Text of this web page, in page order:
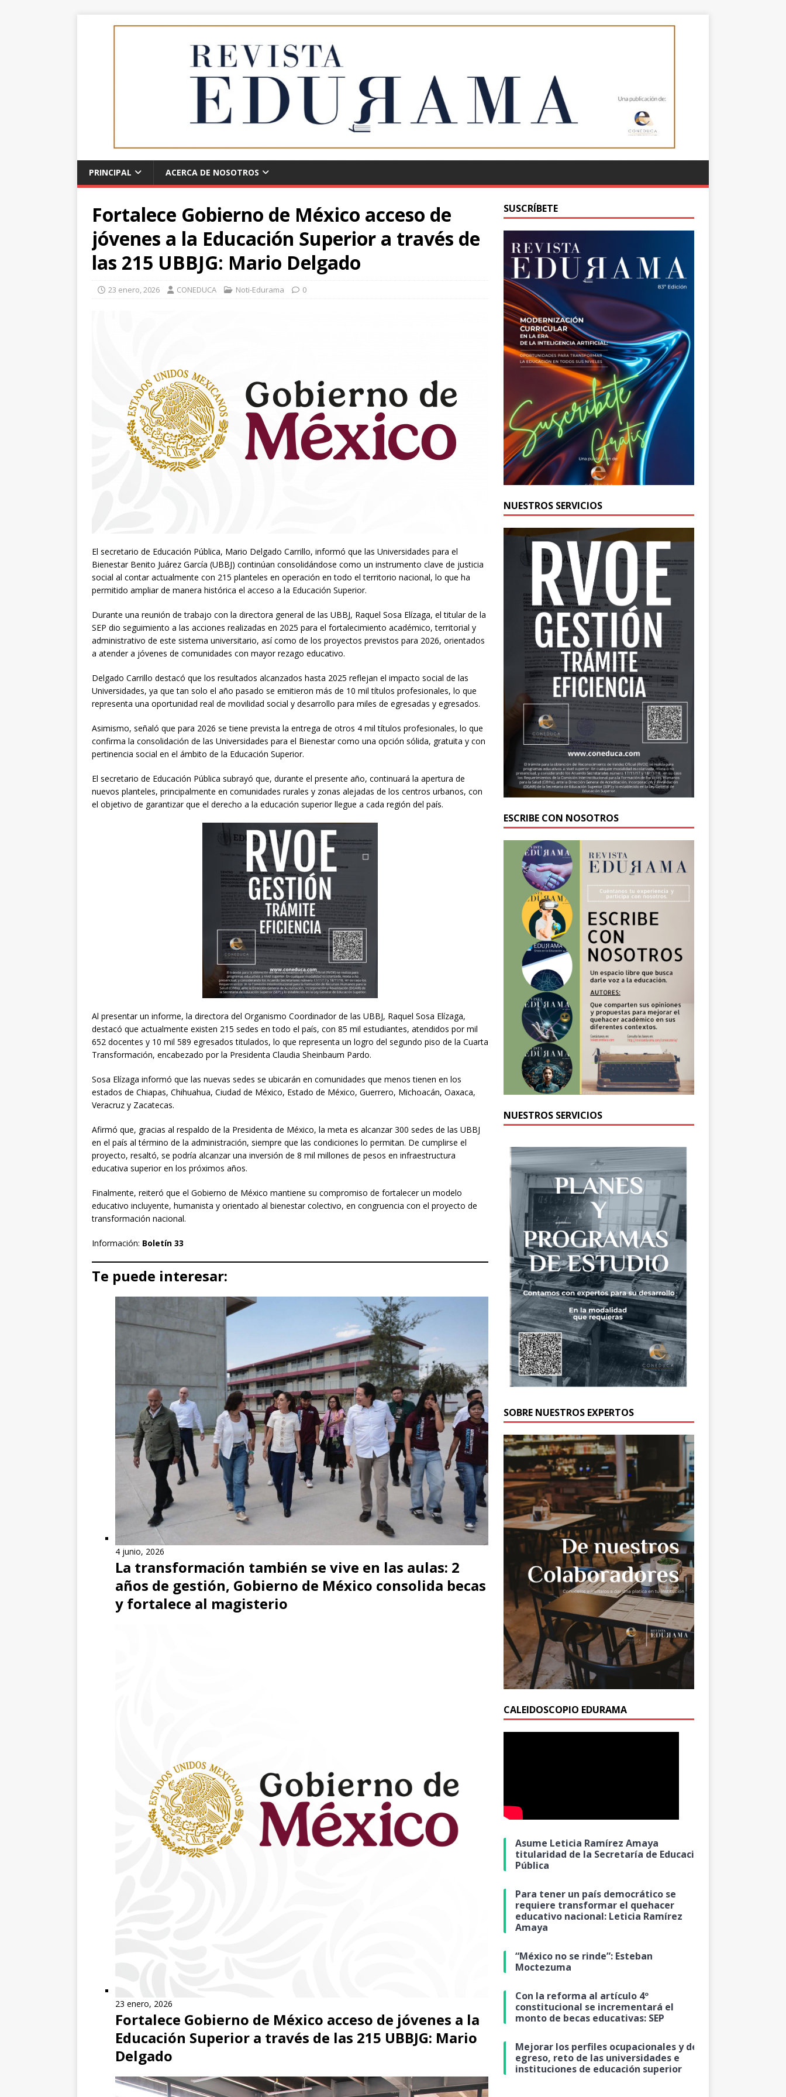
PRINCIPAL ACERCA DE NOSOTROS
Fortalece Gobierno de México acceso de
jóvenes a la Educación Superior a través de
las 215 UBBJG: Mario Delgado
23 enero, 2026 CONEDUCA Noti-Edurama 0
El secretario de Educación Pública, Mario Delgado Carrillo, informó que las Universidades para el
Bienestar Benito Juárez García (UBBJ) continúan consolidándose como un instrumento clave de justicia
social al contar actualmente con 215 planteles en operación en todo el territorio nacional, lo que ha
permitido ampliar de manera histórica el acceso a la Educación Superior.
Durante una reunión de trabajo con la directora general de las UBBJ, Raquel Sosa Elízaga, el titular de la
SEP dio seguimiento a las acciones realizadas en 2025 para el fortalecimiento académico, territorial y
administrativo de este sistema universitario, así como de los proyectos previstos para 2026, orientados
a atender a jóvenes de comunidades con mayor rezago educativo.
Delgado Carrillo destacó que los resultados alcanzados hasta 2025 reflejan el impacto social de las
Universidades, ya que tan solo el año pasado se emitieron más de 10 mil títulos profesionales, lo que
representa una oportunidad real de movilidad social y desarrollo para miles de egresadas y egresados.
Asimismo, señaló que para 2026 se tiene prevista la entrega de otros 4 mil títulos profesionales, lo que
confirma la consolidación de las Universidades para el Bienestar como una opción sólida, gratuita y con
pertinencia social en el ámbito de la Educación Superior.
El secretario de Educación Pública subrayó que, durante el presente año, continuará la apertura de
nuevos planteles, principalmente en comunidades rurales y zonas alejadas de los centros urbanos, con
el objetivo de garantizar que el derecho a la educación superior llegue a cada región del país.
Al presentar un informe, la directora del Organismo Coordinador de las UBBJ, Raquel Sosa Elízaga,
destacó que actualmente existen 215 sedes en todo el país, con 85 mil estudiantes, atendidos por mil
652 docentes y 10 mil 589 egresados titulados, lo que representa un logro del segundo piso de la Cuarta
Transformación, encabezado por la Presidenta Claudia Sheinbaum Pardo.
Sosa Elízaga informó que las nuevas sedes se ubicarán en comunidades que menos tienen en los
estados de Chiapas, Chihuahua, Ciudad de México, Estado de México, Guerrero, Michoacán, Oaxaca,
Veracruz y Zacatecas.
Afirmó que, gracias al respaldo de la Presidenta de México, la meta es alcanzar 300 sedes de las UBBJ
en el país al término de la administración, siempre que las condiciones lo permitan. De cumplirse el
proyecto, resaltó, se podría alcanzar una inversión de 8 mil millones de pesos en infraestructura
educativa superior en los próximos años.
Finalmente, reiteró que el Gobierno de México mantiene su compromiso de fortalecer un modelo
educativo incluyente, humanista y orientado al bienestar colectivo, en congruencia con el proyecto de
transformación nacional.
Información: Boletín 33
Te puede interesar:
4 junio, 2026
La transformación también se vive en las aulas: 2
años de gestión, Gobierno de México consolida becas
y fortalece al magisterio
23 enero, 2026
Fortalece Gobierno de México acceso de jóvenes a la
Educación Superior a través de las 215 UBBJG: Mario
Delgado
SUSCRÍBETE
NUESTROS SERVICIOS
ESCRIBE CON NOSOTROS
NUESTROS SERVICIOS
SOBRE NUESTROS EXPERTOS
CALEIDOSCOPIO EDURAMA
Asume Leticia Ramírez Amaya
titularidad de la Secretaría de Educación
Pública
Para tener un país democrático se
requiere transformar el quehacer
educativo nacional: Leticia Ramírez
Amaya
“México no se rinde”: Esteban
Moctezuma
Con la reforma al artículo 4º
constitucional se incrementará el
monto de becas educativas: SEP
Mejorar los perfiles ocupacionales y de
egreso, reto de las universidades e
instituciones de educación superior